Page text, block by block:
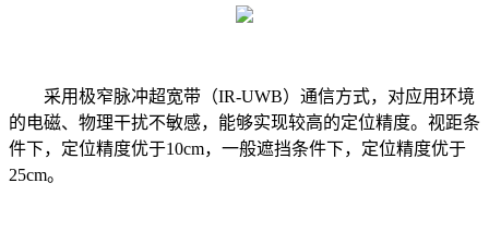
采用极窄脉冲超宽带（IR-UWB）通信方式，对应用环境
的电磁、物理干扰不敏感，能够实现较高的定位精度。视距条
件下，定位精度优于10cm，一般遮挡条件下，定位精度优于
25cm。